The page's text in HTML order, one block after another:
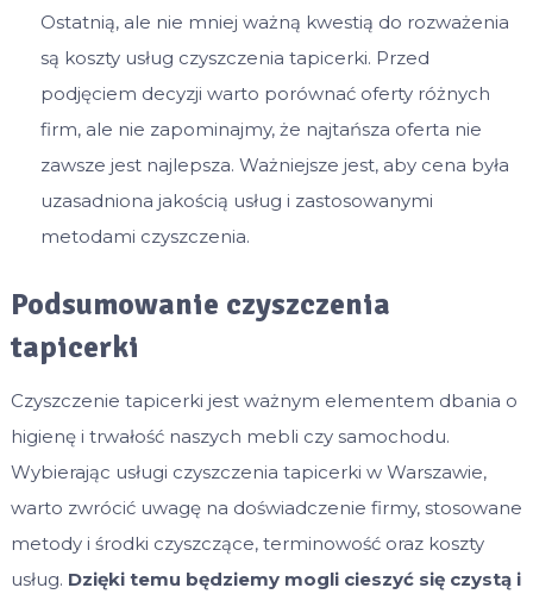
Ostatnią, ale nie mniej ważną kwestią do rozważenia
są koszty usług czyszczenia tapicerki. Przed
podjęciem decyzji warto porównać oferty różnych
firm, ale nie zapominajmy, że najtańsza oferta nie
zawsze jest najlepsza. Ważniejsze jest, aby cena była
uzasadniona jakością usług i zastosowanymi
metodami czyszczenia.
Podsumowanie czyszczenia
tapicerki
Czyszczenie tapicerki jest ważnym elementem dbania o
higienę i trwałość naszych mebli czy samochodu.
Wybierając usługi czyszczenia tapicerki w Warszawie,
warto zwrócić uwagę na doświadczenie firmy, stosowane
metody i środki czyszczące, terminowość oraz koszty
usług. Dzięki temu będziemy mogli cieszyć się czystą i